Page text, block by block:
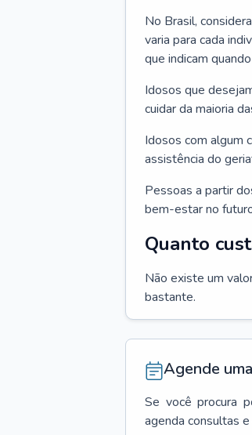
No Brasil,
varia para cada
que indicam
Idosos que
cuidar da maioria
Idosos com algum
assistência do
Pessoas a partir
bem-estar no
Quanto
Não existe um
bastante.
Agende
Se você procura
agenda consultas